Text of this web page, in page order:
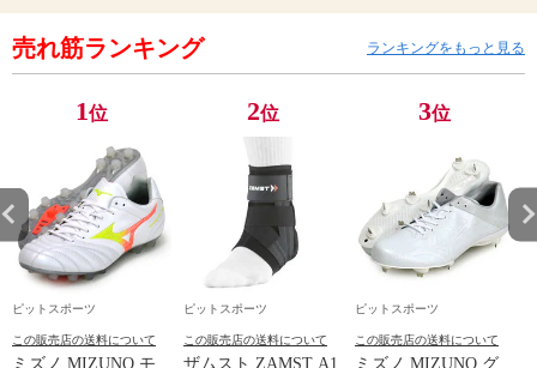
売れ筋ランキング ランキングをもっと見る
1位
ピットスポーツ
この販売店の送料について
ミズノ MIZUNO モ
2位
ピットスポーツ
この販売店の送料について
ザムスト ZAMST A1
3位
ピットスポーツ
この販売店の送料について
ミズノ MIZUNO グ